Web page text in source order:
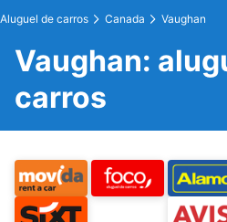
Aluguel de carros Canada Vaughan
Vaughan:
carros